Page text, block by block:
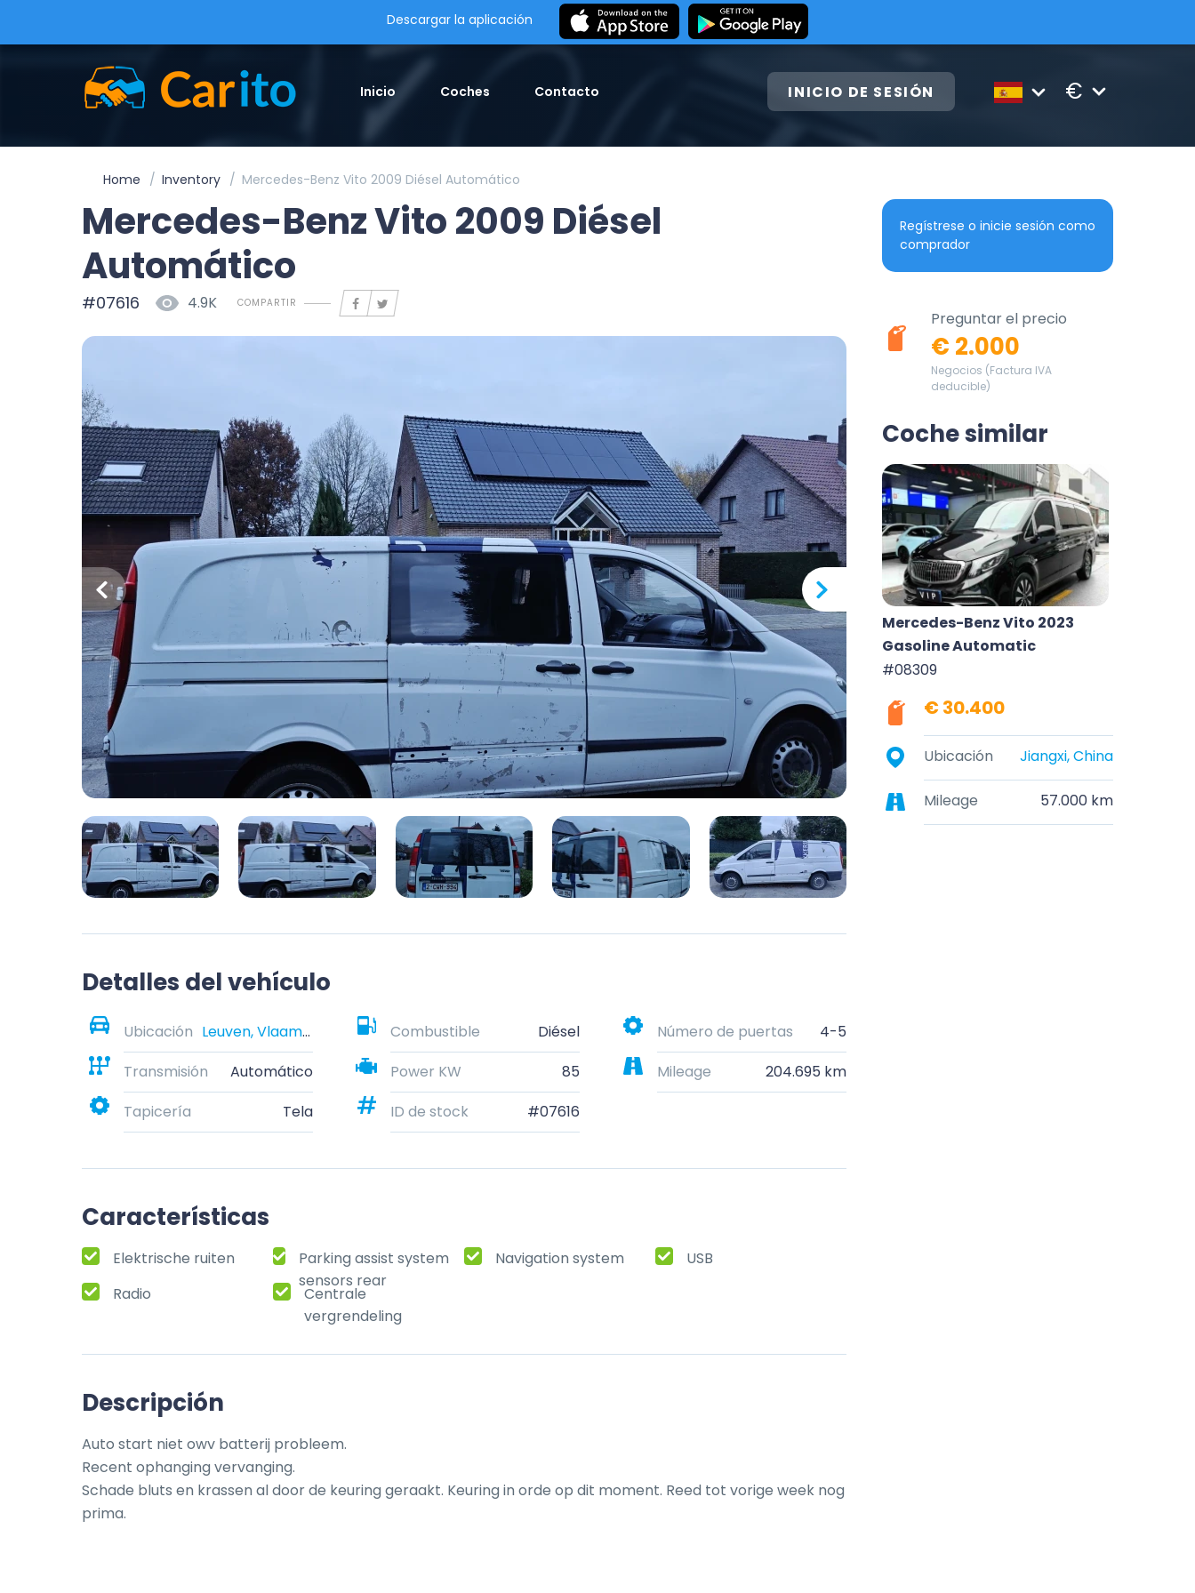
Descargar la aplicación
Inicio Coches Contacto INICIO DE SESIÓN €
Home Inventory Mercedes-Benz Vito 2009 Diésel Automático
Mercedes-Benz Vito 2009 Diésel
Automático
#07616 4.9K COMPARTIR
Detalles del vehículo
Ubicación Leuven, Vlaams-Brabant, België Combustible Diésel Número de puertas
4-5
Transmisión
Automático Power KW 85 Mileage
204.695 km
Tapicería
Tela ID de stock #07616
Características
Elektrische ruiten
Parking assist system
sensors rear
Navigation system
USB
Radio
Centrale
vergrendeling
Descripción
Auto start niet owv batterij probleem.
Recent ophanging vervanging.
Schade bluts en krassen al door de keuring geraakt. Keuring in orde op dit moment. Reed tot vorige week nog
prima.
Regístrese o inicie sesión como
comprador
Preguntar el precio
€ 2.000
Negocios (Factura IVA
deducible)
Coche similar
Mercedes-Benz Vito 2023
Gasoline Automatic
#08309
€ 30.400
Ubicación Jiangxi, China
Mileage 57.000 km